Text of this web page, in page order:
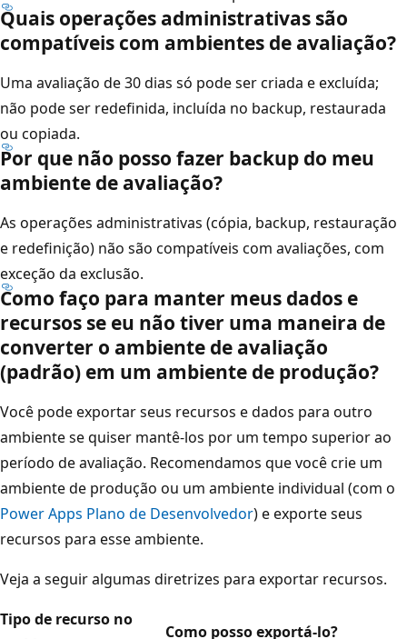
Quais operações administrativas são
compatíveis com ambientes de avaliação?
Uma avaliação de 30 dias só pode ser criada e excluída;
não pode ser redefinida, incluída no backup, restaurada
ou copiada.
Por que não posso fazer backup do meu
ambiente de avaliação?
As operações administrativas (cópia, backup, restauração
e redefinição) não são compatíveis com avaliações, com
exceção da exclusão.
Como faço para manter meus dados e
recursos se eu não tiver uma maneira de
converter o ambiente de avaliação
(padrão) em um ambiente de produção?
Você pode exportar seus recursos e dados para outro
ambiente se quiser mantê-los por um tempo superior ao
período de avaliação. Recomendamos que você crie um
ambiente de produção ou um ambiente individual (com o
Power Apps Plano de Desenvolvedor) e exporte seus
recursos para esse ambiente.
Veja a seguir algumas diretrizes para exportar recursos.
Tipo de recurso no
Como posso exportá-lo?